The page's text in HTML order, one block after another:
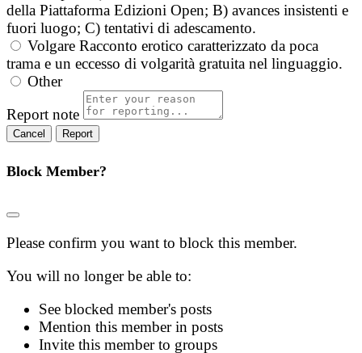
della Piattaforma Edizioni Open; B) avances insistenti e
fuori luogo; C) tentativi di adescamento.
Volgare Racconto erotico caratterizzato da poca
trama e un eccesso di volgarità gratuita nel linguaggio.
Other
Report note
Report
Block Member?
Please confirm you want to block this member.
You will no longer be able to:
See blocked member's posts
Mention this member in posts
Invite this member to groups